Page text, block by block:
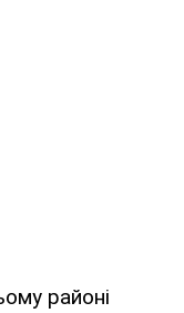
районі